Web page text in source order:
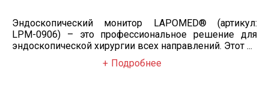
Эндоскопический монитор LAPOMED® (артикул:
LPM-0906) – это профессиональное решение для
эндоскопической хирургии всех направлений. Этот ...
Подробнее